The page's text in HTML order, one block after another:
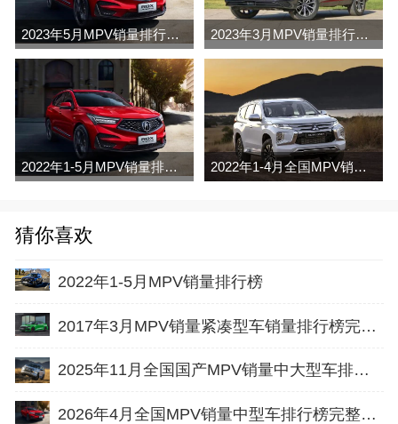
2023年5月MPV销量排行榜完整版名单 2023年3月MPV销量排行榜完整版名单
2022年1-5月MPV销量排行榜 2022年1-4月全国MPV销量排行榜完整版
猜你喜欢
2022年1-5月MPV销量排行榜
2017年3月MPV销量紧凑型车销量排行榜完整版名单
2025年11月全国国产MPV销量中大型车排行榜完整版(出口量
2026年4月全国MPV销量中型车排行榜完整版(零售量